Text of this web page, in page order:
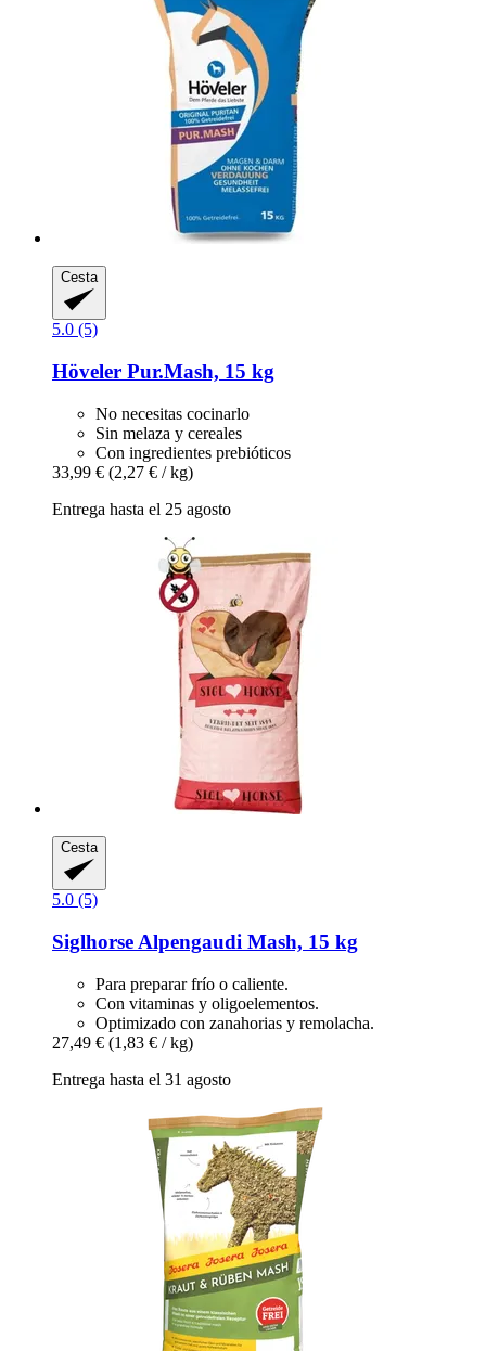
Cesta
5.0 (5)
Höveler Pur.Mash, 15 kg
No necesitas cocinarlo
Sin melaza y cereales
Con ingredientes prebióticos
33,99 € (2,27 € / kg)
Entrega hasta el 25 agosto
Cesta
5.0 (5)
Siglhorse Alpengaudi Mash, 15 kg
Para preparar frío o caliente.
Con vitaminas y oligoelementos.
Optimizado con zanahorias y remolacha.
27,49 € (1,83 € / kg)
Entrega hasta el 31 agosto